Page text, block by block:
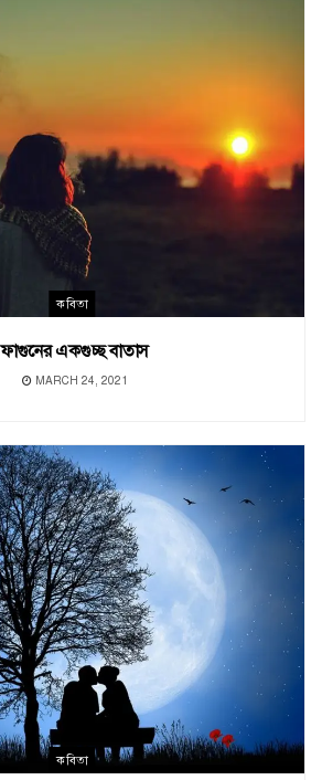
কবিতা
ফাগুনের একগুচ্ছ বাতাস
MARCH 24, 2021
কবিতা